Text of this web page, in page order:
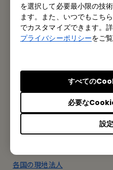
を選択して必要最小限の技
ます。また、いつでもこち
でカスタマイズできます。詳
プライバシーポリシーをご
設
必要な
すべての
登
ベンキュー ジャパン株式会社
東京都千代田区内神田1丁目
各国の現地法人